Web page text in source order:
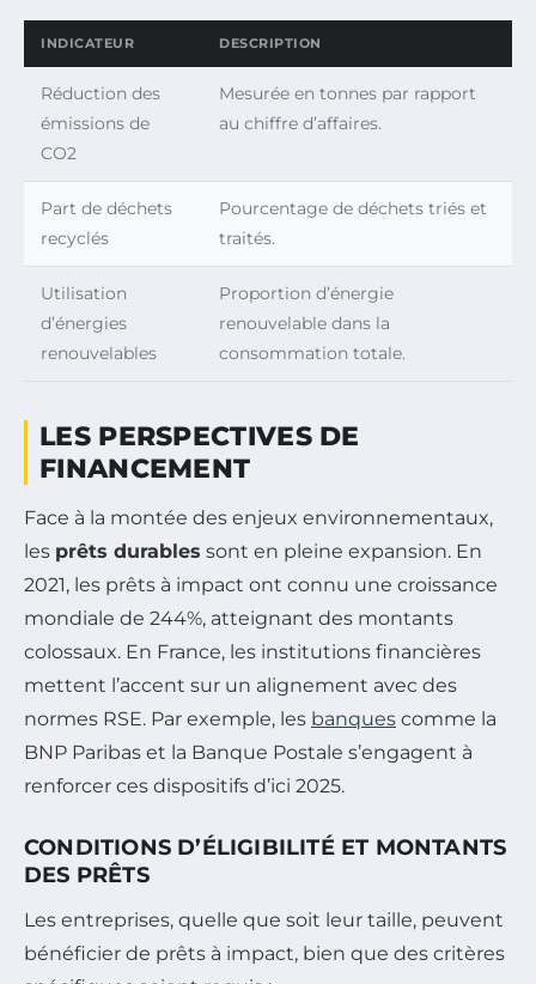
INDICATEUR DESCRIPTION
Réduction des
émissions de
CO2
Mesurée en tonnes par rapport
au chiffre d’affaires.
Part de déchets
recyclés
Pourcentage de déchets triés et
traités.
Utilisation
d’énergies
renouvelables
Proportion d’énergie
renouvelable dans la
consommation totale.
LES PERSPECTIVES DE
FINANCEMENT
Face à la montée des enjeux environnementaux,
les prêts durables sont en pleine expansion. En
2021, les prêts à impact ont connu une croissance
mondiale de 244%, atteignant des montants
colossaux. En France, les institutions financières
mettent l’accent sur un alignement avec des
normes RSE. Par exemple, les banques comme la
BNP Paribas et la Banque Postale s’engagent à
renforcer ces dispositifs d’ici 2025.
CONDITIONS D’ÉLIGIBILITÉ ET MONTANTS
DES PRÊTS
Les entreprises, quelle que soit leur taille, peuvent
bénéficier de prêts à impact, bien que des critères